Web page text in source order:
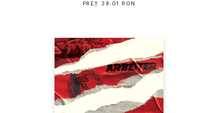
PREȚ 39.01 RON